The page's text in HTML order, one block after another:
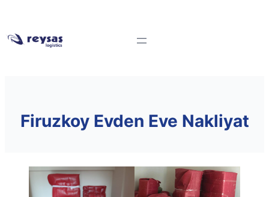
Firuzkoy Evden Eve Nakliyat